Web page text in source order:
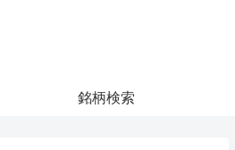
銘柄検索